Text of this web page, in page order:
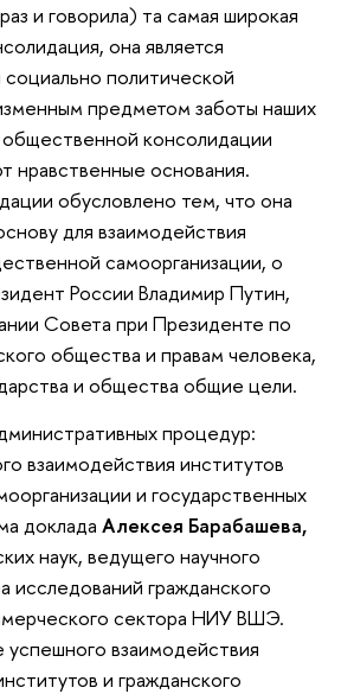
и говорила) та самая широкая
она является
политической
предметом заботы наших
консолидации
нравственные основания.
обусловлено тем, что она
для взаимодействия
самоорганизации, о
России Владимир Путин,
Совета при Президенте по
общества и правам человека,
и общества общие цели.
процедур:
взаимодействия институтов
и государственных
доклада Алексея Барабашева,
наук, ведущего научного
исследований гражданского
сектора НИУ ВШЭ.
успешного взаимодействия
и гражданского